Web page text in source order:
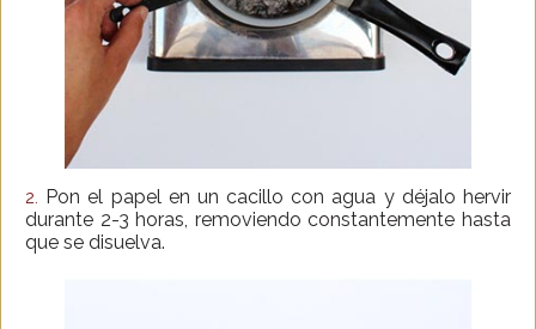
2.
Pon el papel en un cacillo con agua y déjalo hervir
durante 2-3 horas, removiendo constantemente hasta
que se disuelva.